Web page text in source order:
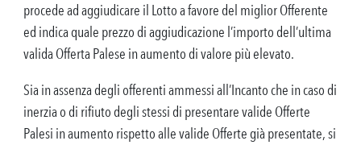
procede ad aggiudicare il Lotto a favore del miglior Offerente
ed indica quale prezzo di aggiudicazione l’importo dell’ultima
valida Offerta Palese in aumento di valore più elevato.
Sia in assenza degli offerenti ammessi all’Incanto che in caso di
inerzia o di rifiuto degli stessi di presentare valide Offerte
Palesi in aumento rispetto alle valide Offerte già presentate, si